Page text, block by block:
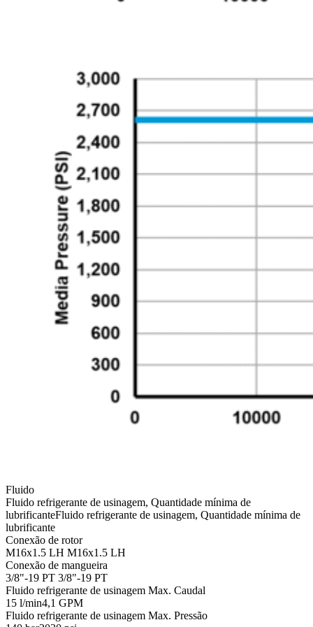
Fluido
Fluido refrigerante de usinagem, Quantidade mínima de
lubrificanteFluido refrigerante de usinagem, Quantidade mínima de
lubrificante
Conexão de rotor
M16x1.5 LH M16x1.5 LH
Conexão de mangueira
3/8"-19 PT 3/8"-19 PT
Fluido refrigerante de usinagem Max. Caudal
15 l/min4,1 GPM
Fluido refrigerante de usinagem Max. Pressão